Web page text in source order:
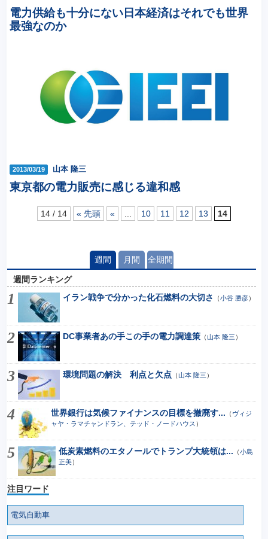
電力供給も十分にない日本経済はそれでも世界
最強なのか
2013/03/19 山本 隆三
東京都の電力販売に感じる違和感
14 / 14 « 先頭 « 10 11 12 13 14
週間 月間 全期間
週間ランキング
イラン戦争で分かった化石燃料の大切さ
（小谷 勝彦）
DC事業者あの手この手の電力調達策（山本 隆三 ）
環境問題の解決 利点と欠点 （山本 隆三 ）
世界銀行は気候ファイナンスの目標を撤廃す... （ ヴィジ
ャヤ・ラマチャンドラン、テッド・ノードハウス ）
低炭素燃料のエタノールでトランプ大統領は... （小島
正美）
注目ワード
電気自動車